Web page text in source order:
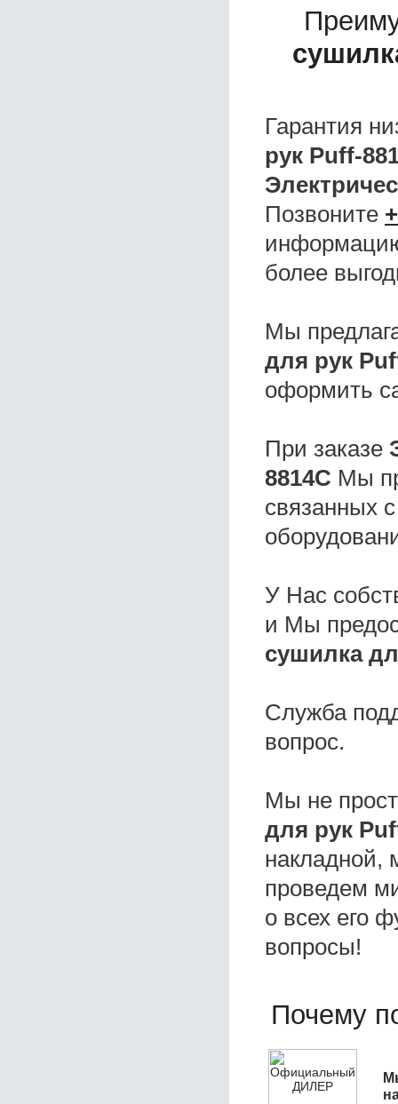
Гарантия
рук Puff-
Позвоните
более
Мы
для рук
оформить
При заказе
8814С Мы
связанных
У Нас
и Мы
сушилка
Служба
вопрос.
Мы не
для рук
накладной,
проведем
о всех его
вопросы!
Почему